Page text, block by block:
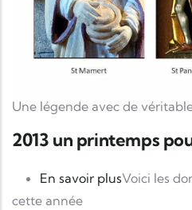
Une légende avec de
2013 un printemps
En savoir plussur 2013
Voici les
cette année